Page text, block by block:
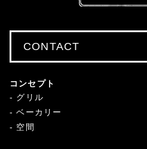
CONTACT
コンセプト
グリル
ベーカリー
空間